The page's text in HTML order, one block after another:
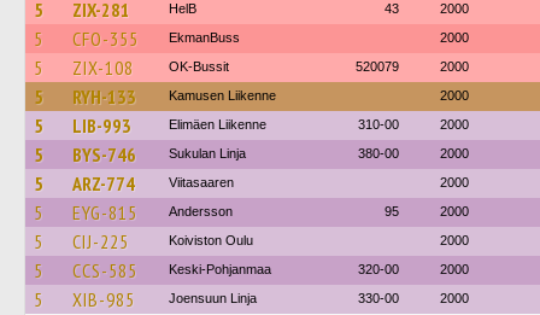
5 ZIX-281 HelB 43 2000
5 CFO-355 EkmanBuss 2000
5 ZIX-108 OK-Bussit 520079 2000
5 RYH-133 Kamusen Liikenne 2000
5 LIB-993 Elimäen Liikenne 310-00 2000
5 BYS-746 Sukulan Linja 380-00 2000
5 ARZ-774 Viitasaaren 2000
5 EYG-815 Andersson 95 2000
5 CIJ-225 Koiviston Oulu 2000
5 CCS-585 Keski-Pohjanmaa 320-00 2000
5 XIB-985 Joensuun Linja 330-00 2000